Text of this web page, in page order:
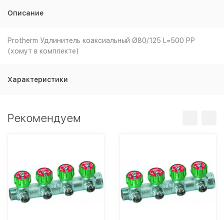
Описание
Protherm Удлинитель коаксиальный Ø80/125 L=500 PP
(хомут в комплекте)
Характеристики
Рекомендуем